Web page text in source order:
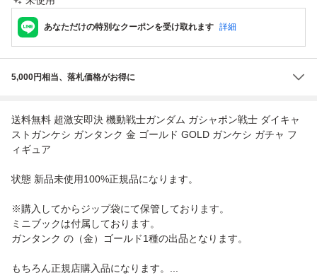
あなただけの特別なクーポンを受け取れます 詳細
5,000円相当、落札価格がお得に
送料無料 超激安即決 機動戦士ガンダム ガシャポン戦士 ダイキャ
ストガンケシ ガンタンク 金 ゴールド GOLD ガンケシ ガチャ フ
ィギュア
状態 新品未使用100%正規品になります。
※購入してからジップ袋にて保管しております。
ミニブックは付属しております。
ガンタンク の（金）ゴールド1種の出品となります。
もちろん正規店購入品になります。...